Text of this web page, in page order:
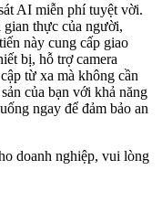
AI miễn phí tuyệt vời.
gian thực của người,
này cung cấp giao
bị, hỗ trợ camera
từ xa mà không cần
của bạn với khả năng
ngay để đảm bảo an
doanh nghiệp, vui lòng